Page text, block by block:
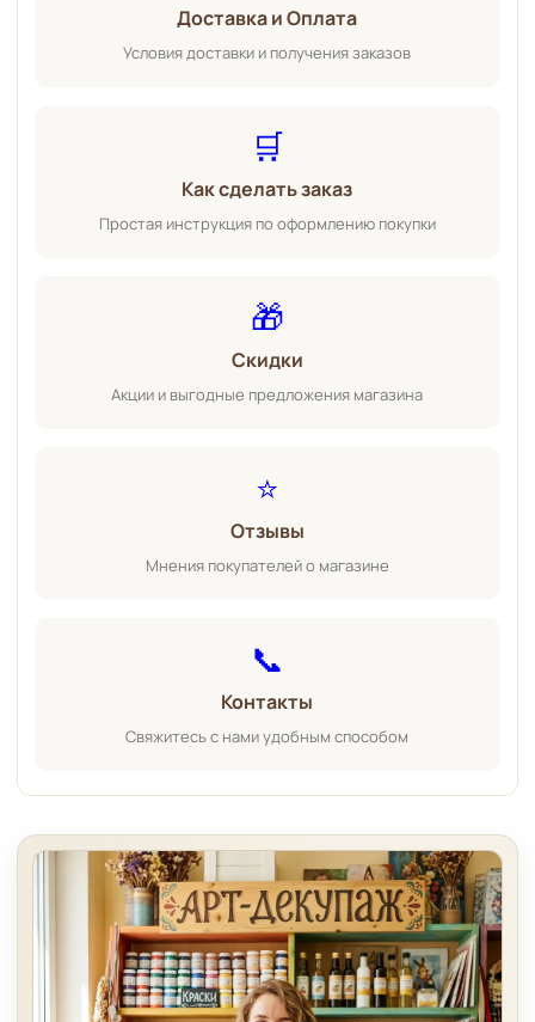
Доставка и Оплата
Условия доставки и получения заказов
🛒
Как сделать заказ
Простая инструкция по оформлению покупки
🎁
Скидки
Акции и выгодные предложения магазина
⭐
Отзывы
Мнения покупателей о магазине
📞
Контакты
Свяжитесь с нами удобным способом